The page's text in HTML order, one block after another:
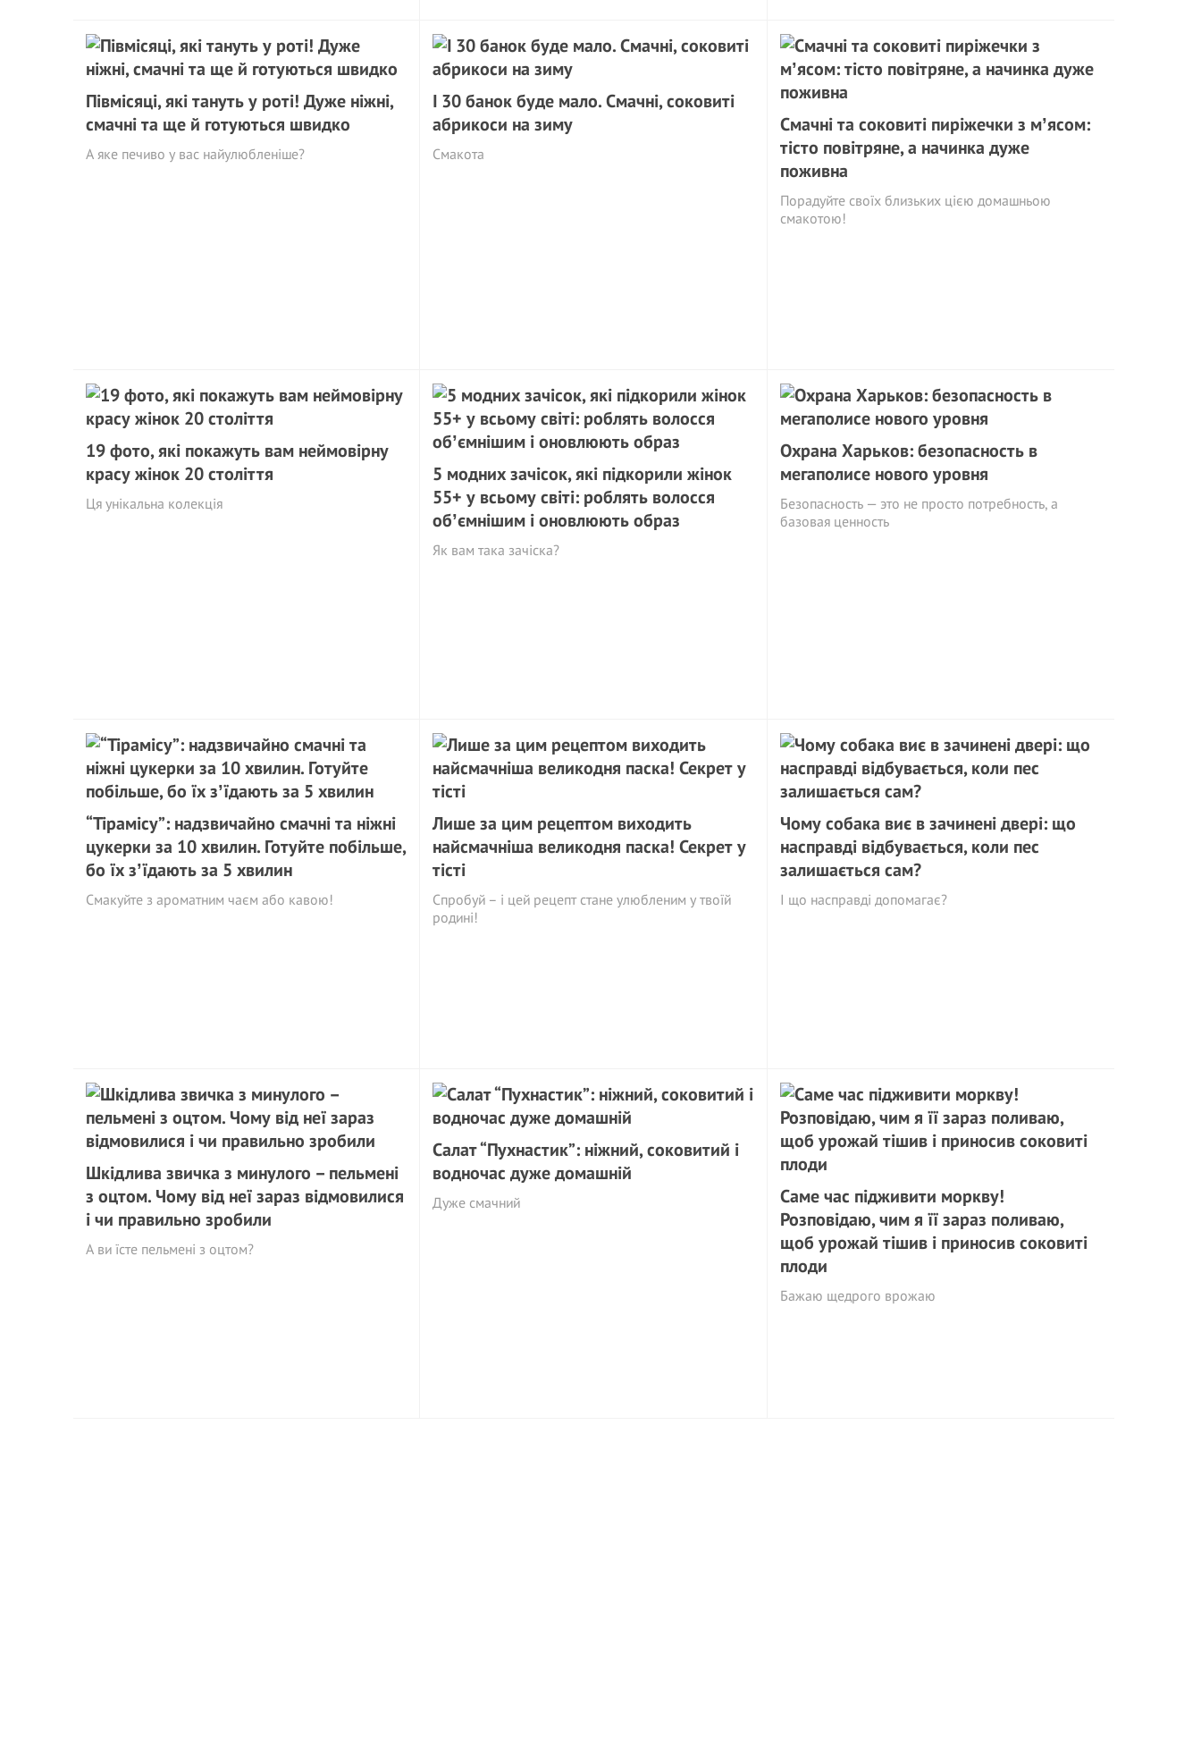
Півмісяці, які тануть у роті! Дуже ніжні,
смачні та ще й готуються швидко
А яке печиво у вас найулюбленіше?
І 30 банок буде мало. Смачні, соковиті
абрикоси на зиму
Смакота
Смачні та соковиті пиріжечки з мʼясом:
тісто повітряне, а начинка дуже
поживна
Порадуйте своїх близьких цією домашньою
смакотою!
19 фото, які покажуть вам неймовірну
красу жінок 20 століття
Ця унікальна колекція
5 модних зачісок, які підкорили жінок
55+ у всьому світі: роблять волосся
обʼємнішим і оновлюють образ
Як вам така зачіска?
Охрана Харьков: безопасность в
мегаполисе нового уровня
Безопасность — это не просто потребность, а
базовая ценность
“Тірамісу”: надзвичайно смачні та ніжні
цукерки за 10 хвилин. Готуйте побільше,
бо їх зʼїдають за 5 хвилин
Смакуйте з ароматним чаєм або кавою!
Лише за цим рецептом виходить
найсмачніша великодня паска! Секрет у
тісті
Спробуй – і цей рецепт стане улюбленим у твоїй
родині!
Чому собака виє в зачинені двері: що
насправді відбувається, коли пес
залишається сам?
І що насправді допомагає?
Шкідлива звичка з минулого – пельмені
з оцтом. Чому від неї зараз відмовилися
і чи правильно зробили
А ви їсте пельмені з оцтом?
Салат “Пухнастик”: ніжний, соковитий і
водночас дуже домашній
Дуже смачний
Саме час підживити моркву!
Розповідаю, чим я її зараз поливаю,
щоб урожай тішив і приносив соковиті
плоди
Бажаю щедрого врожаю